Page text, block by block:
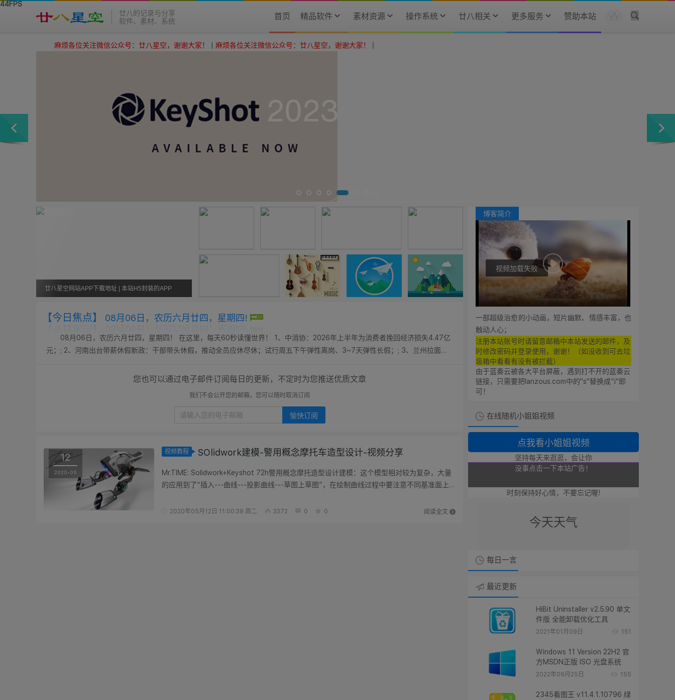
廿八的记录与分享
软件、素材、系统
首页 精品软件 素材资源 操作系统 廿八相关 更多服务 赞助本站
麻烦各位关注微信公众号：廿八星空，谢谢大家！| 麻烦各位关注微信公众号：廿八星空，谢谢大家！|
廿八星空网站APP下载地址 | 本站H5封装的APP
【今日焦点】 08月06日，农历六月廿四，星期四!
08月06日，农历六月廿四，星期四！ 在这里，每天60秒读懂世界！ 1、中消协：2026年上半年为消费者挽回经济损失4.47亿
元；; 2、河南出台带薪休假新政：干部带头休假，推动全员应休尽休；试行周五下午弹性离岗、3~7天弹性长假；; 3、兰州拉面或
您也可以通过电子邮件订阅每日的更新，不定时为您推送优质文章
我们不会公开您的邮箱，您可以随时取消订阅
12
2020-05
视频教程 SOlidwork建模-警用概念摩托车造型设计-视频分享
Mr.TIME: Solidwork+Keyshot 72h警用概念摩托造型设计建模：这个模型相对较为复杂，大量
的应用到了“插入---曲线---投影曲线---草图上草图”，在绘制曲线过程中要注意不同基准面上
阅读全文
2020年05月12日 11:00:39 周二 3372 0 0
博客简介
0:00 0:00
视频加载失败
一部超级治愈的小动画，短片幽默、情感丰富，也
触动人心；
注册本站账号时请留意邮箱中本站发送的邮件，及
时修改密码并登录使用，谢谢！（如没收到可去垃
圾箱中看看有没有被拦截）
由于蓝奏云被各大平台屏蔽，遇到打不开的蓝奏云
链接，只需要把lanzous.com中的"s"替换成“i"即
可！
在线随机小姐姐视频
点我看小姐姐视频
坚持每天来逛逛，会让你
想支持廿八星空的朋友！
可以点击本站的广告奥！
没事点击一下本站广告！
也是支持廿八星空奥！
时刻保持好心情，不要忘记喔!
今天天气
每日一言
最近更新
HiBit Uninstaller v2.5.90 单文
件版 全能卸载优化工具
2021年01月09日 151
Windows 11 Version 22H2 官
方MSDN正版 ISO 光盘系统
2022年09月25日 155
2345看图王 v11.4.1.10796 绿